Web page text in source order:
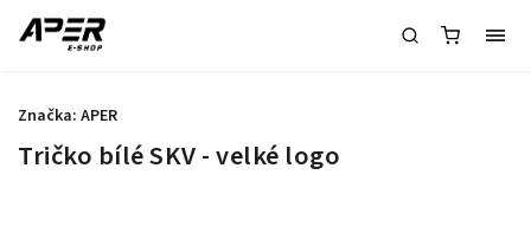
Tričko bílé SKV - velké logo
Značka: APER